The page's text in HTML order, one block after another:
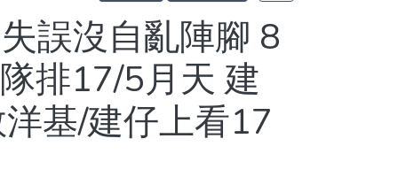
誤沒自亂陣腳 8
排17/5月天 建
基/建仔上看17